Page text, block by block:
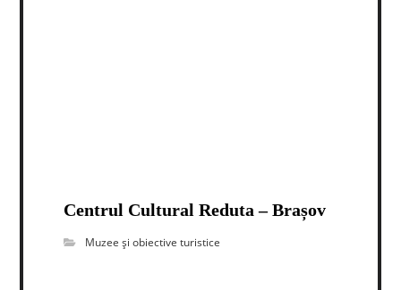
Centrul Cultural Reduta – Brașov
Muzee și obiective turistice